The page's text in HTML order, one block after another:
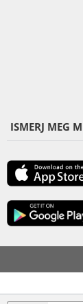
ISMERJ MEG